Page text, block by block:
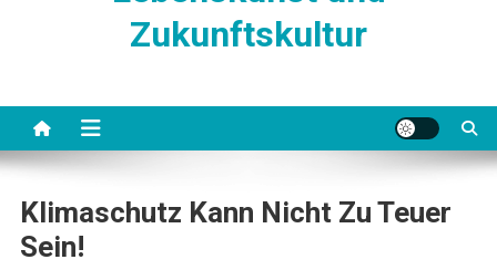
Zukunftskultur
Klimaschutz Kann Nicht Zu Teuer
Sein!